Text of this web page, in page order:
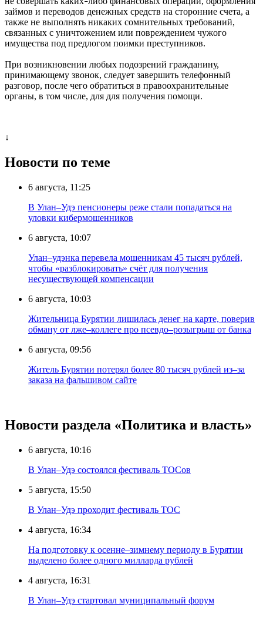
–
займов и переводов денежных средств на сторонние счета, а
также не выполнять никаких сомнительных требований,
связанных с уничтожением или повреждением чужого
имущества под предлогом поимки преступников.
При возникновении любых подозрений гражданину,
принимающему звонок, следует завершить телефонный
разговор, после чего обратиться в правоохранительные
органы, в том числе, для для получения помощи.
↓
Новости по теме
6 августа, 11:25
В Улан–Удэ пенсионеры реже стали попадаться на
уловки кибермошенников
6 августа, 10:07
Улан–удэнка перевела мошенникам 45 тысяч рублей,
чтобы «разблокировать» счёт для получения
несуществующей компенсации
6 августа, 10:03
Жительница Бурятии лишилась денег на карте, поверив
обману от лже–коллеге про псевдо–розыгрыш от банка
6 августа, 09:56
Житель Бурятии потерял более 80 тысяч рублей из–за
заказа на фальшивом сайте
Новости раздела «Политика и власть»
6 августа, 10:16
В Улан–Удэ состоялся фестиваль ТОСов
5 августа, 15:50
В Улан–Удэ проходит фестиваль ТОС
4 августа, 16:34
На подготовку к осенне–зимнему периоду в Бурятии
выделено более одного милларда рублей
4 августа, 16:31
В Улан–Удэ стартовал муниципальный форум